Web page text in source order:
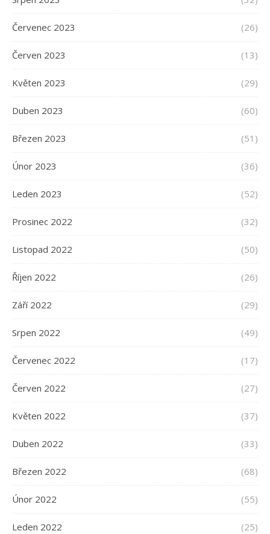
Červenec 2023 (26)
Červen 2023 (13)
Květen 2023 (29)
Duben 2023 (60)
Březen 2023 (51)
Únor 2023 (36)
Leden 2023 (52)
Prosinec 2022 (32)
Listopad 2022 (50)
Říjen 2022 (26)
Září 2022 (29)
Srpen 2022 (49)
Červenec 2022 (17)
Červen 2022 (27)
Květen 2022 (37)
Duben 2022 (33)
Březen 2022 (68)
Únor 2022 (55)
Leden 2022 (25)